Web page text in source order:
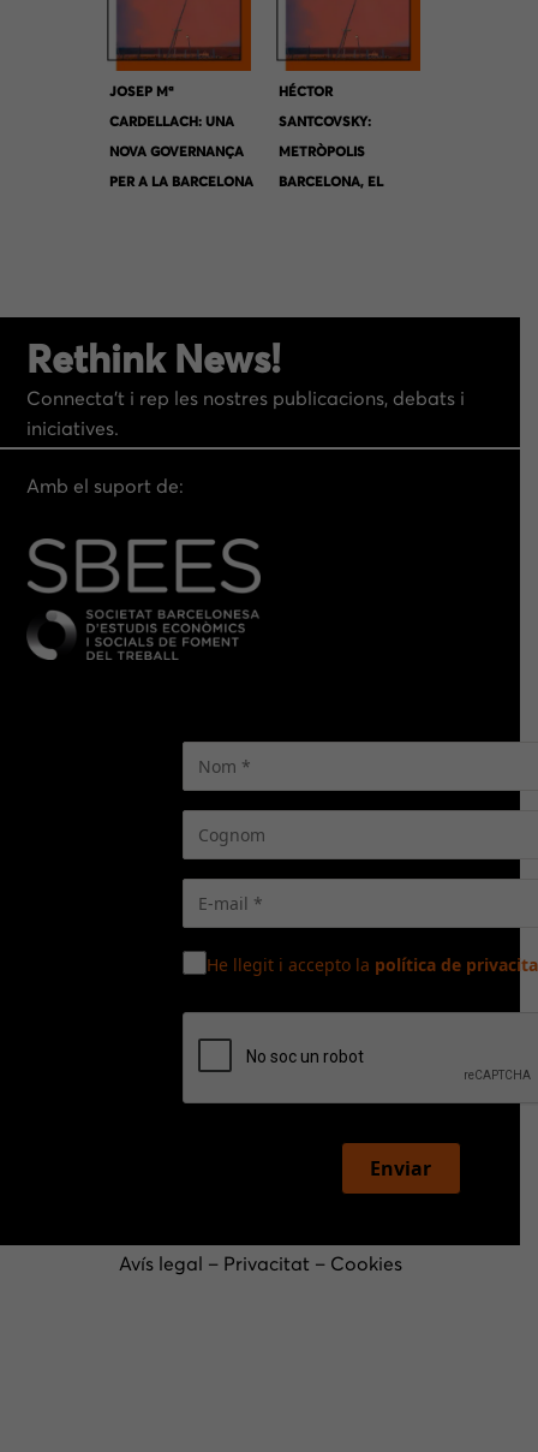
JOSEP Mª
CARDELLACH: UNA
NOVA GOVERNANÇA
PER A LA BARCELONA
HÉCTOR
SANTCOVSKY:
METRÒPOLIS
BARCELONA, EL
Rethink News!
Connecta’t i rep les nostres publicacions, debats i
iniciatives.
Amb el suport de:
He llegit i accepto la política de
Enviar
Avís legal – Privacitat – Cookies